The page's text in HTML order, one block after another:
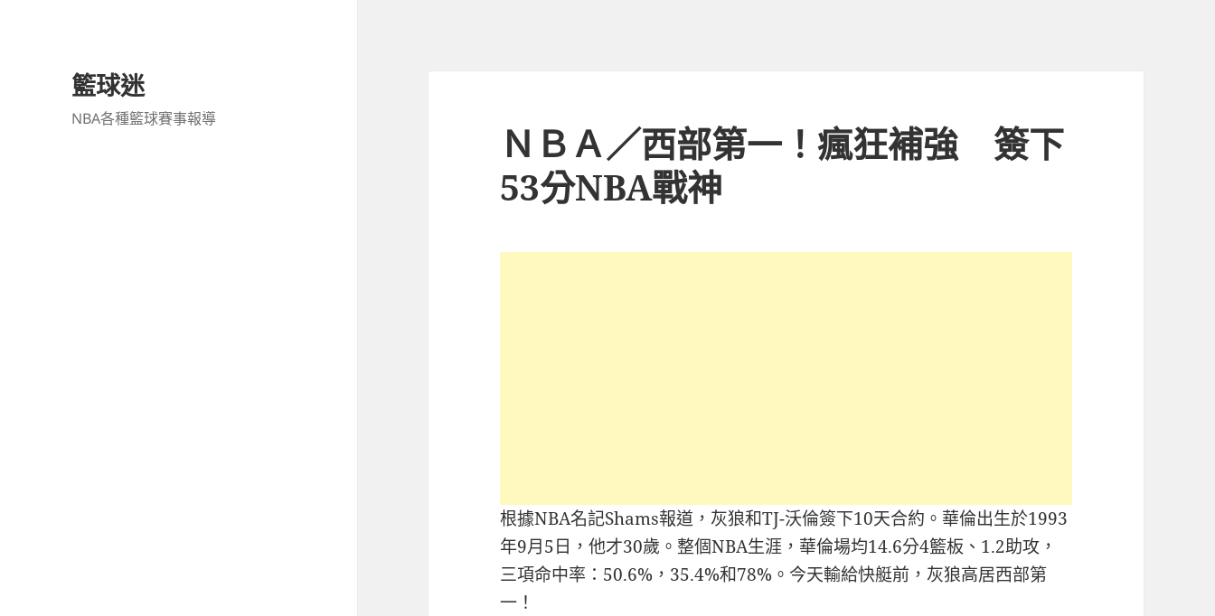
籃球迷
NBA各種籃球賽事報導
ＮＢＡ／西部第一！瘋狂補強 簽下
53分NBA戰神
根據NBA名記Shams報道，灰狼和TJ-沃倫簽下10天合約。華倫出生於1993
年9月5日，他才30歲。整個NBA生涯，華倫場均14.6分4籃板、1.2助攻，
三項命中率：50.6%，35.4%和78%。今天輸給快艇前，灰狼高居西部第
一！